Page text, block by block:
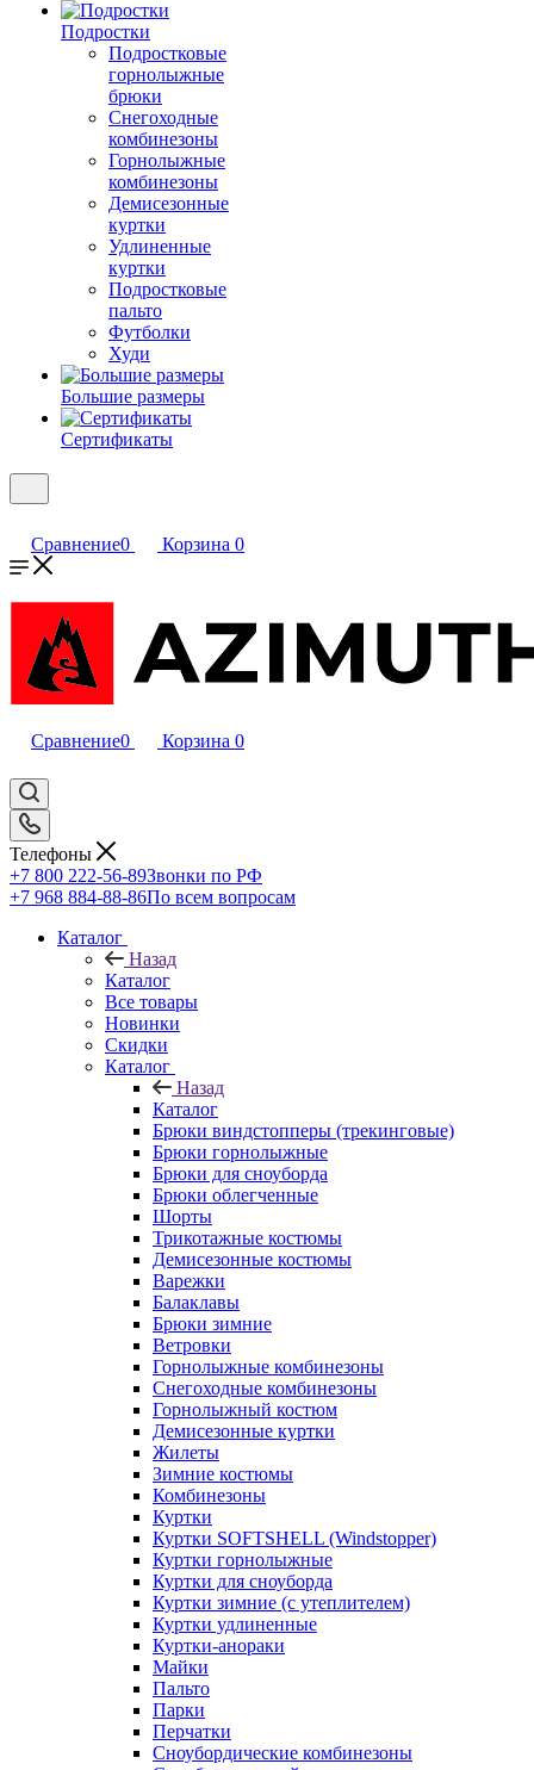
Подростки
Подростковые
горнолыжные
брюки
Снегоходные
комбинезоны
Горнолыжные
комбинезоны
Демисезонные
куртки
Удлиненные
куртки
Подростковые
пальто
Футболки
Худи
Большие размеры
Сертификаты
Сравнение0 Корзина 0
Сравнение0 Корзина 0
Телефоны
+7 800 222-56-89Звонки по РФ
+7 968 884-88-86По всем вопросам
Каталог
Назад
Каталог
Все товары
Новинки
Скидки
Каталог
Назад
Каталог
Брюки виндстопперы (трекинговые)
Брюки горнолыжные
Брюки для сноуборда
Брюки облегченные
Шорты
Трикотажные костюмы
Демисезонные костюмы
Варежки
Балаклавы
Брюки зимние
Ветровки
Горнолыжные комбинезоны
Снегоходные комбинезоны
Горнолыжный костюм
Демисезонные куртки
Жилеты
Зимние костюмы
Комбинезоны
Куртки
Куртки SOFTSHELL (Windstopper)
Куртки горнолыжные
Куртки для сноуборда
Куртки зимние (с утеплителем)
Куртки удлиненные
Куртки-анораки
Майки
Пальто
Парки
Перчатки
Сноубордические комбинезоны